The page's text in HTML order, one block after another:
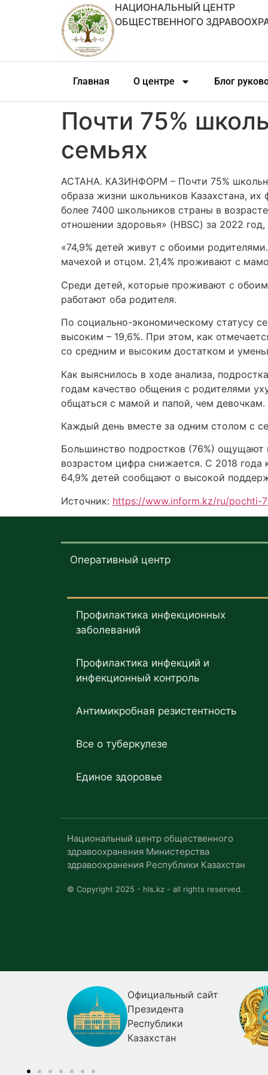
НАЦИОНАЛЬНЫЙ ЦЕНТР
ОБЩЕСТВЕННОГО
Главная О центре Блог
Почти 75%
семьях
АСТАНА. КАЗИНФОРМ – Почти 75%
образа жизни школьников Казахстана,
более 7400 школьников страны в
отношении здоровья» (HBSC) за 2022
«74,9% детей живут с обоими
мачехой и отцом. 21,4% проживают с
Среди детей, которые проживают с
работают оба родителя.
По социально-экономическому статусу
высоким – 19,6%. При этом, как
со средним и высоким достатком и
Как выяснилось в ходе анализа,
годам качество общения с родителями
общаться с мамой и папой, чем девочкам.
Каждый день вместе за одним столом с
Большинство подростков (76%) ощущают
возрастом цифра снижается. С 2018
64,9% детей сообщают о высокой
Источник: https://www.inform.kz/ru/pochti-
Оперативный центр
Профилактика инфекционных
заболеваний
Профилактика инфекций и
инфекционный контроль
Антимикробная резистентность
Все о туберкулезе
Единое здоровье
Национальный центр общественного
здравоохранения Министерства
здравоохранения Республики Казахстан
© Copyright 2025 - hls.kz - all rights reserved.
Официальный сайт
Президента
Республики
Казахстан